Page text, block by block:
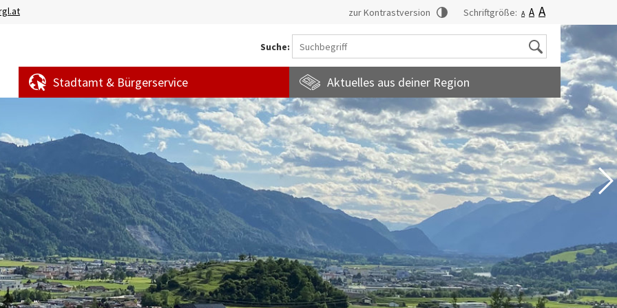
zur Kontrastversion Schriftgröße: A A A
Suche: Suche
Stadtamt & Bürgerservice Aktuelles aus deiner Region
Amtstafel
Veranstaltungen
Bürgermeldungen
Stadtmagazin
familienfreundlichegemeinde
Europainformationen